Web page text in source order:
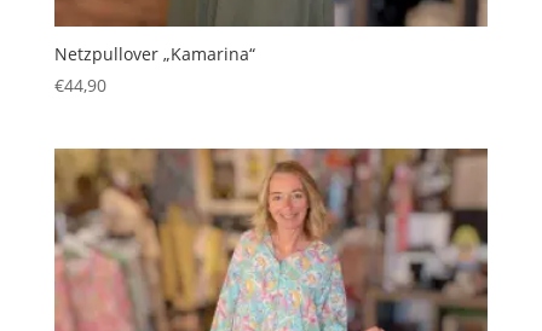
Netzpullover „Kamarina“
€44,90